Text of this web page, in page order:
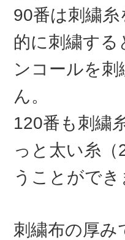
90番は刺繍
的に刺繍す
ンコールを
ん。
120番も刺繍
っと太い糸
うことができ
刺繍布の厚